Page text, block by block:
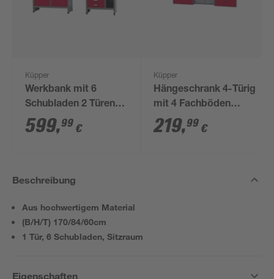
Küpper
Werkbank mit 6
Schubladen 2 Türen
und Sitzraum
dunkelrot 240 x 84 x
599,99 €
Küpper
Hängeschrank 4-Türig
mit 4 Fachböden
Lichtblende dunkelrot
240 x 60 x 20 cm
219,99 €
Beschreibung
Aus hochwertigem Material
(B/H/T) 170/84/60cm
1 Tür, 6 Schubladen, Sitzraum
Eigenschaften